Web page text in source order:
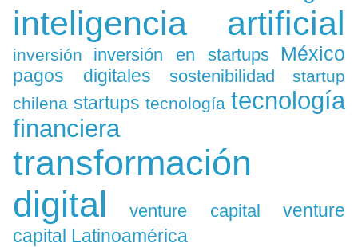
inteligencia artificial
inversión inversión en startups México
pagos digitales sostenibilidad
startup
chilena startups tecnología tecnología
financiera
transformación
digital
venture capital
venture
capital Latinoamérica